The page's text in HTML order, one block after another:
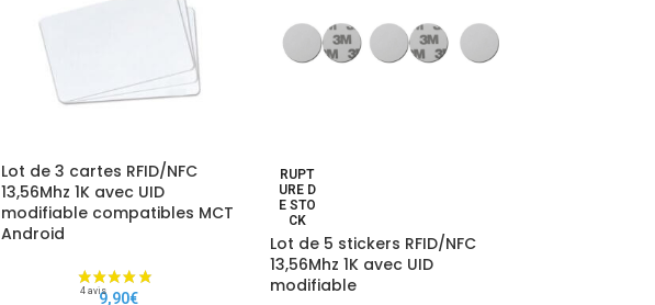
Lot de 3 cartes RFID/NFC
13,56Mhz 1K avec UID
modifiable compatibles MCT
Android
9,90€
RUPT
URE D
E STO
CK
Lot de 5 stickers RFID/NFC
13,56Mhz 1K avec UID
modifiable